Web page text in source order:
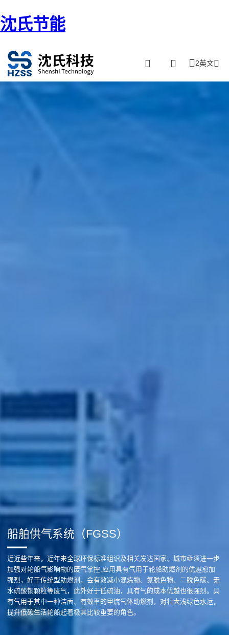
沈氏节能
2英文
船舶供气系统（FGSS）
近近些年来，近年来全球环保标准组识及相关发达国家、城市亟须进一步
加强对轮船气影响物的废气掌控,应用具有气用于轮船助燃剂的优越愈加
强烈，好于传统型助燃剂，会有效减小混炼物、氮脱色物、二脱色碳、无
水硫酸铜顆粒等废气，此外好于低硫油，具有气的成本优越也很强烈。具
有气用于其中一种洁面、有效率的甲烷气体助燃剂，对壮大浅绿色水运，
提升低碳生活轮船起着极其比较重要的角色。